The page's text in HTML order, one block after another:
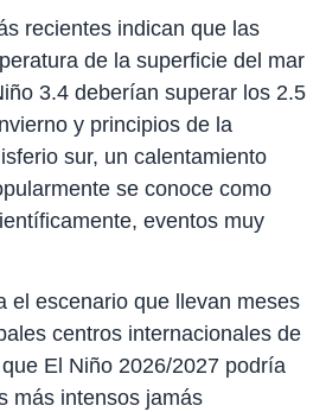
recientes indican que las
de la superficie del mar
3.4 deberían superar los 2.5
y principios de la
sur, un calentamiento
se conoce como
eventos muy
el escenario que llevan meses
centros internacionales de
El Niño 2026/2027 podría
más intensos jamás